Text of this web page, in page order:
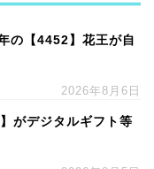
の【4452】花王が自
2026年8月6日
がデジタルギフト等